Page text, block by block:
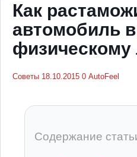
Как
автомобиль
физическому
Советы 18.10.2015 0 AutoFeel
Содержание